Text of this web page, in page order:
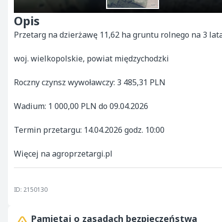
Opis
Przetarg na dzierżawę 11,62 ha gruntu rolnego na 3
woj. wielkopolskie, powiat międzychodzki
Roczny czynsz wywoławczy: 3 485,31 PLN
Wadium: 1 000,00 PLN do 09.04.2026
Termin przetargu: 14.04.2026 godz. 10:00
Więcej na agroprzetargi.pl
ID: 2150130
Pamiętaj o zasadach bezpieczeństwa